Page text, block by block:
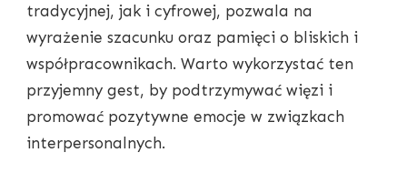
tradycyjnej, jak i cyfrowej, pozwala na
wyrażenie szacunku oraz pamięci o bliskich i
współpracownikach. Warto wykorzystać ten
przyjemny gest, by podtrzymywać więzi i
promować pozytywne emocje w związkach
interpersonalnych.